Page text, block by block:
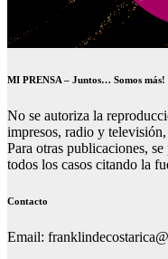
MI PRENSA – Juntos… Somos más!
No se autoriza la
impresos, radio y
Para otras publicaciones,
todos los casos citando la
Contacto
Email: